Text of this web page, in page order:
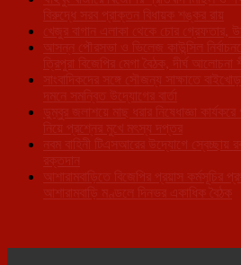
বিরুদ্ধে সরব প্রাক্তন বিধায়ক শঙ্কর রায়
খেজুর বাগান এলাকা থেকে চোর গ্রেফতার,
আসন্ন পৌরসভা ও ভিলেজ কাউন্সিল
ত্রিপুরা বিজেপির মেগা বৈঠক, দীর্ঘ আলোচনা
সাংবাদিকদের সঙ্গে সৌজন্য সাক্ষাতে
দমনে সমন্বিত উদ্যোগের বার্তা
ডুম্বুর জলাশয়ে মাছ ধরার নিষেধাজ্ঞা
নিয়ে প্রশ্নের মুখে মৎস্য দপ্তর
নবম বাহিনী টিএসআরের উদ্যোগে স্বেচ্ছায়
রক্তদান
আশারামবাড়িতে বিজেপির প্রয়াস কর্মসূচির
আশারামবাড়ি মণ্ডলে দিনভর একাধিক বৈঠক